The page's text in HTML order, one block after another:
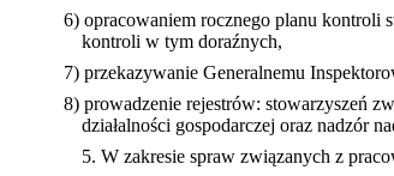
6) opracowaniem rocznego planu kontroli
kontroli w tym doraźnych,
7) przekazywanie Generalnemu
8) prowadzenie rejestrów: stowarzyszeń
działalności gospodarczej oraz nadzór
5. W zakresie spraw związanych z